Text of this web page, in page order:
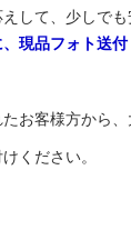
して、少しで
現品フォト送付
お客様方から
ください。